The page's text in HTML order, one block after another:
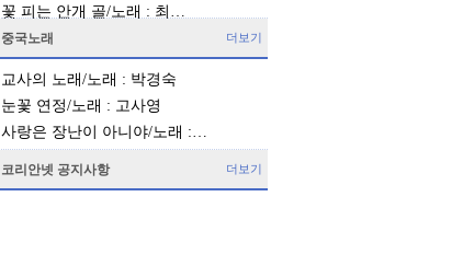
꽃 피는 안개 골/노래 : 최…
중국노래
교사의 노래/노래 : 박경숙
눈꽃 연정/노래 : 고사영
사랑은 장난이 아니야/노래 :…
더보기
코리안넷 공지사항 더보기